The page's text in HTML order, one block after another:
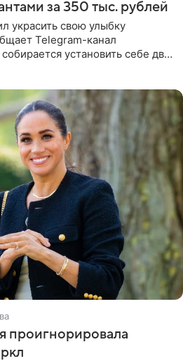
за 350 тыс. рублей
украсить свою улыбку
Telegram-канал
установить себе два
проигнорировала